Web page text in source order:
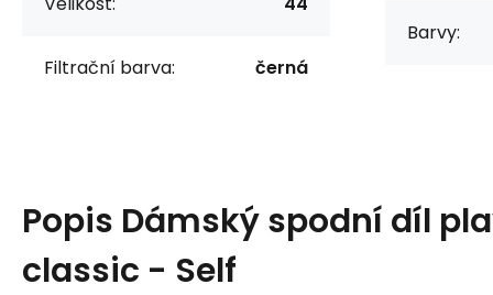
Filtrační barva: černá
Barvy:
Popis Dámský spodní díl
classic - Self